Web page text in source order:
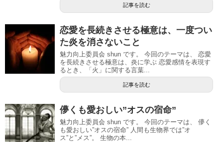
記事を読む
恋愛を長続きさせる極意は、一度つい
た炎を消さないこと
魅力向上委員会 shun です。 今回のテーマは、 恋愛
を長続きさせる極意は、炎に学ぶ 恋愛感情を表現す
るとき、「火」に関する言葉...
記事を読む
儚くも愛おしい”オスの宿命”
魅力向上委員会 shun です。 今回のテーマは、 儚く
も愛おしい”オスの宿命” 人間も生物界では”オ
ス”と”メス”。 生物の本...